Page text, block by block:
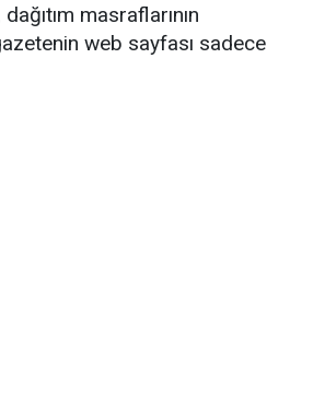
masraflarının
web sayfası sadece